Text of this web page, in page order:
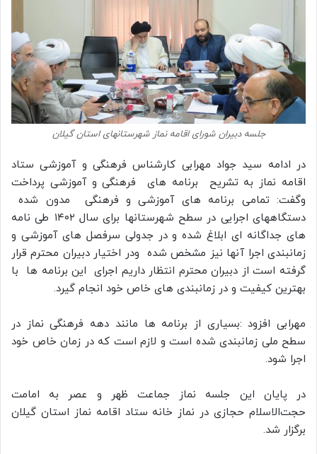
جلسه دبیران شورای اقامه نماز شهرستانهای استان گیلان
در ادامه سید جواد مهرابی کارشناس فرهنگی و آموزشی ستاد
اقامه نماز به تشریح برنامه های فرهنگی و آموزشی پرداخت
وگفت: تمامی برنامه های آموزشی و فرهنگی مدون شده
دستگاههای اجرایی در سطح شهرستانها برای سال ۱۴۰۲ طی نامه
های جداگانه ای ابلاغ شده و در جدولی سرفصل های آموزشی و
زمانبندی اجرا آنها نیز مشخص شده ودر اختیار دبیران محترم قرار
گرفته است از دبیران محترم انتظار داریم اجرای این برنامه ها با
بهترین کیفیت و در زمانبندی های خاص خود انجام گیرد.
مهرابی افزود :بسیاری از برنامه ها مانند دهه فرهنگی نماز در
سطح ملی زمانبندی شده است و لازم است که در زمان خاص خود
اجرا شود.
در پایان این جلسه نماز جماعت ظهر و عصر به امامت
حجت‌الاسلام حجازی در نماز خانه ستاد اقامه نماز استان گیلان
برگزار شد.